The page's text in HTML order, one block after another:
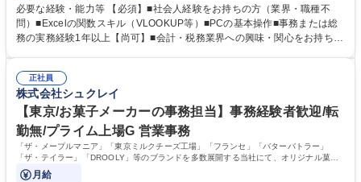
入の検討まで、幅広く組織を支える役割です。 ■備品発注・在庫管理、郵
送物対応、電話・来客対応 ■金融機関への外出業務（入出金管理補助）、
福利厚生・社内イベントの運営管理 ■社内ルールの整備、職場環境の改善
社内新システムの導入検討・比較検証 募集職種 【新橋/総務】女性歓迎※
ポジティブアクション／年休126日／土日祝休
必要な経験・能力等 【必須】■社会人経験をお持ちの方（業界・職種不
問）■Excelの関数スキル（VLOOKUP等）■PCの基本操作■事務または総
務の実務経験1年以上【尚可】■会計・税務業界への興味・関心をお持ちの
ィブアクション 学歴・資格 学歴：大学院 大学 高専 短大 専修学校 高校 語
学力： 資格：
正社員
株式会社シュクレイ
【東京/お菓子メーカーの事務担当】事務経験者歓迎/転
勤無/プライム上場G 営業事務
「ザ・メープルマニア」「東京ミルクチーズ工場」「フランセ」「バターバトラー」
「ザ・テイラー」「DROOLY」等のブランドを多数展開する当社にて、オリジナル菓子
ブランド商品の事務業務をお任せいたします。
月給